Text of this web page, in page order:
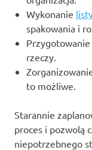
Wykonanie
spakowania i
rzeczy.
to możliwe.
Starannie
proces i pozwolą
niepotrzebnego